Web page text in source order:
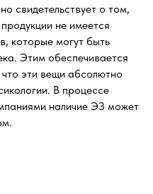
свидетельствует о том,
не имеется
которые могут быть
Этим обеспечивается
эти вещи абсолютно
В процессе
наличие ЭЗ может